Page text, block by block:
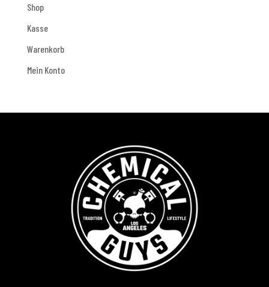
Shop
Kasse
Warenkorb
Mein Konto